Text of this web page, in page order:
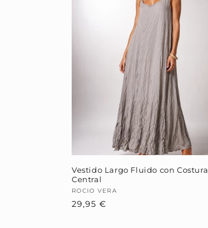
Vestido Largo Fluido con Costura
Central
Proveedor:
ROCIO VERA
Precio
29,95 €